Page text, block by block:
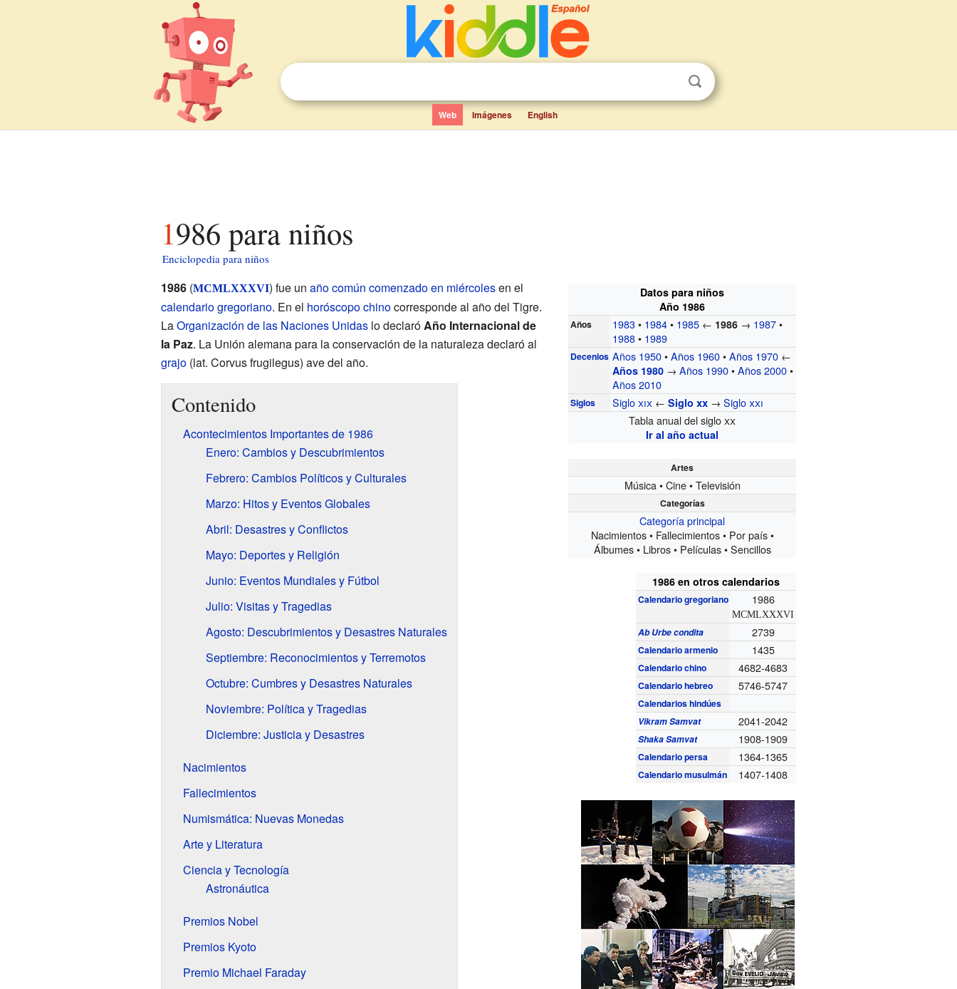
Web Imágenes English
1986 para niños
Enciclopedia para niños
Datos para niños
Año 1986
Años 1983• 1984• 1985 ← 1986 → 1987•
1988• 1989
Decenios Años 1950•Años 1960•Años 1970 ←
Años 1980 →Años 1990•Años 2000•
Años 2010
Siglos Sigloxix ←Sigloxx →Sigloxxi
Tabla anual del sigloxx
Ir al año actual
Artes
Música • Cine • Televisión
Categorías
Categoría principal
Nacimientos • Fallecimientos • Por país •
Álbumes • Libros • Películas • Sencillos
1986 en otros calendarios
Calendario gregoriano 1986
MCMLXXXVI
Ab Urbe condita 2739
Calendario armenio 1435
Calendario chino 4682-4683
Calendario hebreo 5746-5747
Calendarios hindúes
Vikram Samvat
2041-2042
Shaka Samvat 1908-1909
Calendario persa 1364-1365
Calendario musulmán 1407-1408
1986(MCMLXXXVI) fue un año común comenzado en miércolesen el
calendario gregoriano. En el horóscopo chinocorresponde al año del Tigre.
LaOrganización de las Naciones Unidaslo declaróAño Internacional de
la Paz. La Unión alemana para la conservación de la naturaleza declaró al
grajo(lat. Corvus frugilegus) ave del año.
Contenido
Acontecimientos Importantes de 1986
Enero: Cambios y Descubrimientos
Febrero: Cambios Políticos y Culturales
Marzo: Hitos y Eventos Globales
Abril: Desastres y Conflictos
Mayo: Deportes y Religión
Junio: Eventos Mundiales y Fútbol
Julio: Visitas y Tragedias
Agosto: Descubrimientos y Desastres Naturales
Septiembre: Reconocimientos y Terremotos
Octubre: Cumbres y Desastres Naturales
Noviembre: Política y Tragedias
Diciembre: Justicia y Desastres
Nacimientos
Fallecimientos
Numismática: Nuevas Monedas
Arte y Literatura
Ciencia y Tecnología
Astronáutica
Premios Nobel
Premios Kyoto
Premio Michael Faraday